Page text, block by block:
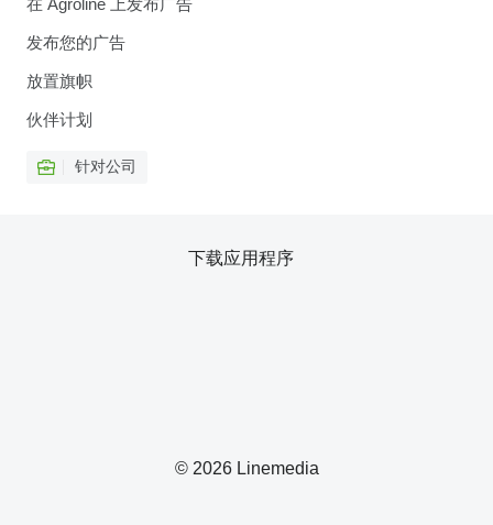
在 Agroline 上发布广告
发布您的广告
放置旗帜
伙伴计划
针对公司
© 2026 Linemedia
下载应用程序